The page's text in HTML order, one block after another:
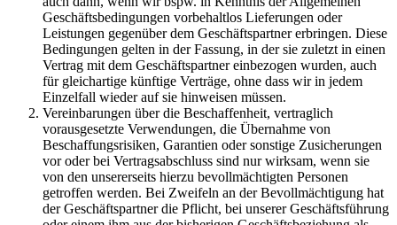
Geschäftsbedingungen vorbehaltlos Lieferungen oder
Leistungen gegenüber dem Geschäftspartner erbringen. Diese
Bedingungen gelten in der Fassung, in der sie zuletzt in einen
Vertrag mit dem Geschäftspartner einbezogen wurden, auch
für gleichartige künftige Verträge, ohne dass wir in jedem
Einzelfall wieder auf sie hinweisen müssen.
Vereinbarungen über die Beschaffenheit, vertraglich
vorausgesetzte Verwendungen, die Übernahme von
Beschaffungsrisiken, Garantien oder sonstige Zusicherungen
vor oder bei Vertragsabschluss sind nur wirksam, wenn sie
von den unsererseits hierzu bevollmächtigten Personen
getroffen werden. Bei Zweifeln an der Bevollmächtigung hat
der Geschäftspartner die Pflicht, bei unserer Geschäftsführung